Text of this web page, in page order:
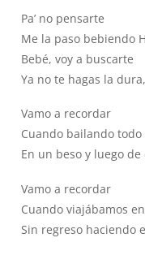
Pa’ no pensarte
Me la paso bebiendo
Bebé, voy a buscarte
Ya no te hagas la
Vamo a recordar
Cuando bailando todo
En un beso y luego de
Vamo a recordar
Cuando viajábamos
Sin regreso haciendo